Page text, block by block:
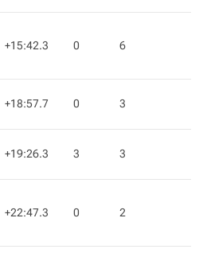
+15:42.3 0 6
+18:57.7 0 3
+19:26.3 3 3
+22:47.3 0 2